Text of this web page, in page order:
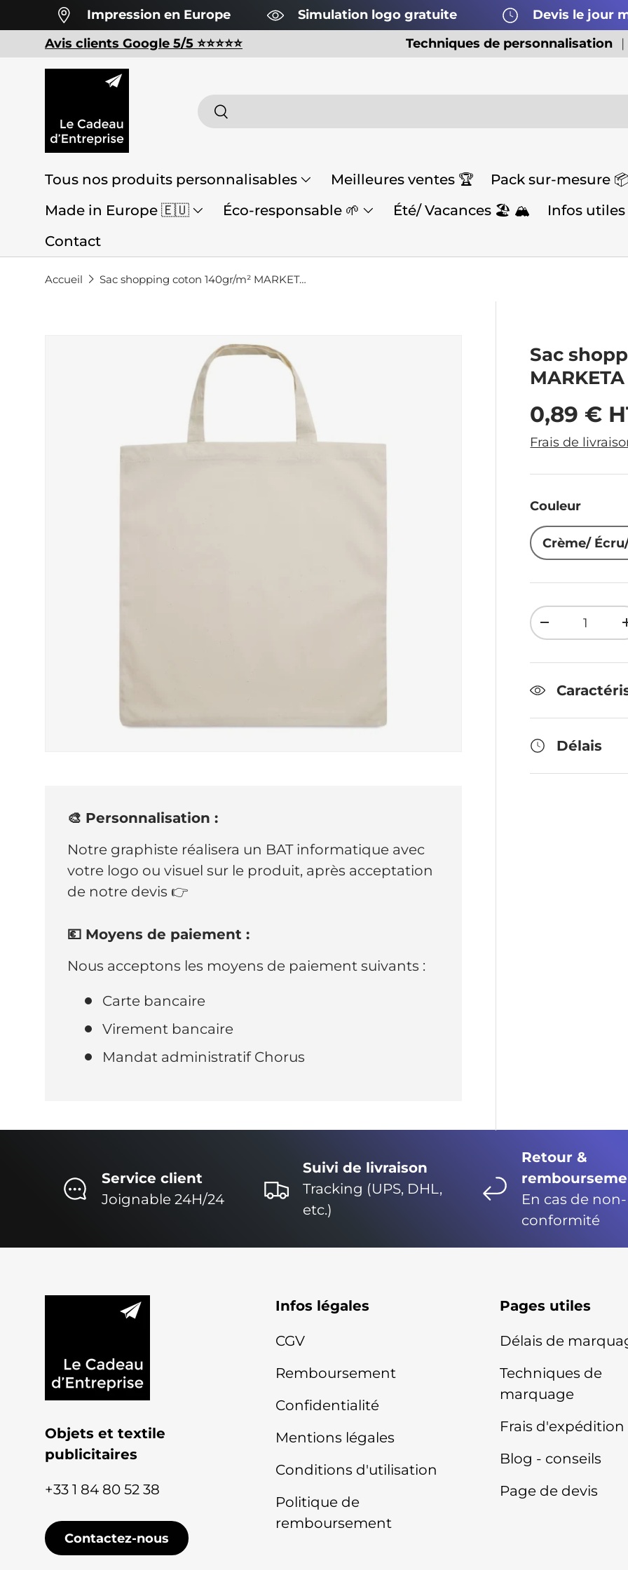
Aller au contenu
Impression en Europe Simulation logo gratuite Devis le jour
Avis clients Google 5/5 ⭐️⭐️⭐️⭐️⭐️
Techniques de personnalisation
Recherche
Rechercher
Tous nos produits personnalisables Meilleures ventes 🏆
Pack sur-mesure 📦
Made in Europe 🇪🇺
Éco-responsable 🌱 Été/ Vacances 🏖️ 🏔️
Infos utiles
Contact
Accueil Sac shopping coton 140gr/m² MARKETA + personnalisable
Passer aux informations produits
Sac
Prix
0,89 €
Frais de
Couleur
Crème/
Qté
Diminuer la
Délais
🎨 Personnalisation :
Notre graphiste réalisera un BAT informatique avec
votre logo ou visuel sur le produit, après acceptation
de notre devis 👉
💶 Moyens de paiement :
Nous acceptons les moyens de paiement suivants :
Carte bancaire
Virement bancaire
Mandat administratif Chorus
Service client
Joignable 24H/24
Suivi de livraison
Tracking (UPS, DHL,
etc.)
Retour &
En cas de non-
conformité
Objets et textile
publicitaires
+33 1 84 80 52 38
Contactez-nous
Infos légales
CGV
Remboursement
Confidentialité
Mentions légales
Conditions d'utilisation
Politique de
remboursement
Pages utiles
Délais de
Techniques de
marquage
Frais d'expédition
Blog - conseils
Page de devis